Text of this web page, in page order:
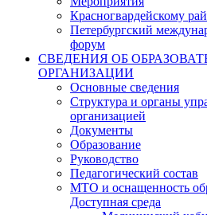
Красногвардейскому
Петербургский
форум
СВЕДЕНИЯ ОБ
ОРГАНИЗАЦИИ
Основные сведения
Структура и органы
организацией
Документы
Образование
Руководство
Педагогический состав
МТО и оснащенность
Доступная среда